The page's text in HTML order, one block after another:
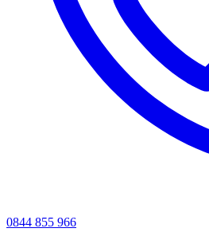
0844 855 966